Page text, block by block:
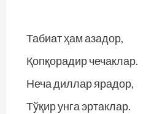
Табиат ҳам азадор,
Қопқорадир чечаклар.
Неча диллар ярадор,
Тўқир унга эртаклар.